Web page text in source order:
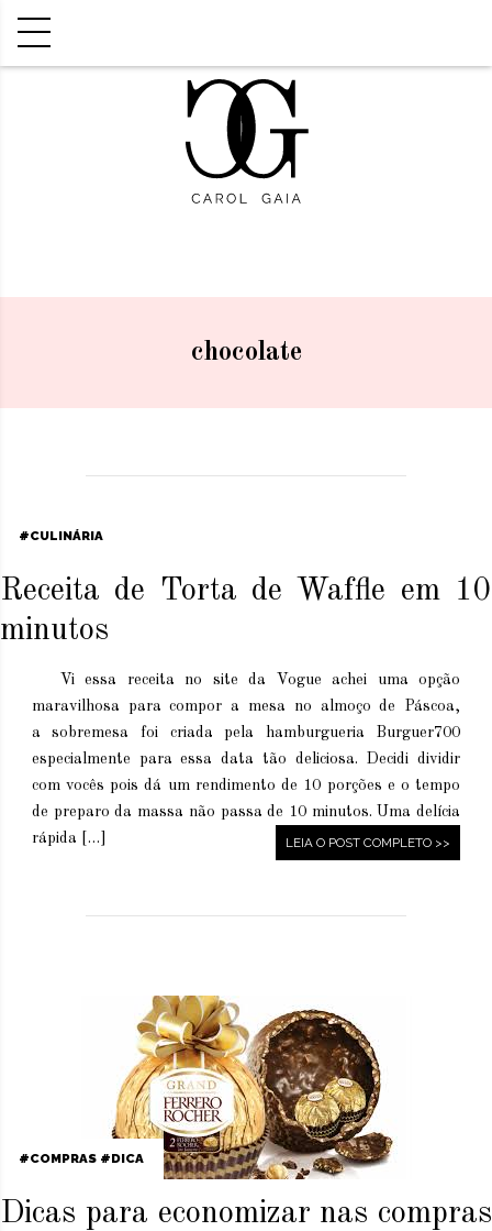
chocolate
CULINÁRIA
Receita de Torta de Waffle em 10
minutos
Vi essa receita no site da Vogue achei uma opção
maravilhosa para compor a mesa no almoço de Páscoa,
a sobremesa foi criada pela hamburgueria Burguer700
especialmente para essa data tão deliciosa. Decidi dividir
com vocês pois dá um rendimento de 10 porções e o tempo
de preparo da massa não passa de 10 minutos. Uma delícia
rápida […]
LEIA O POST COMPLETO >>
COMPRAS DICA
Dicas para economizar nas compras